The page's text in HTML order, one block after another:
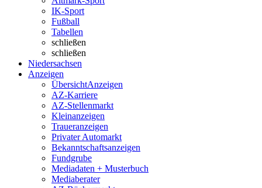
IK-Sport
Fußball
Tabellen
schließen
schließen
Niedersachsen
Anzeigen
ÜbersichtAnzeigen
AZ-Karriere
AZ-Stellenmarkt
Kleinanzeigen
Traueranzeigen
Privater Automarkt
Bekanntschaftsanzeigen
Fundgrube
Mediadaten + Musterbuch
Mediaberater